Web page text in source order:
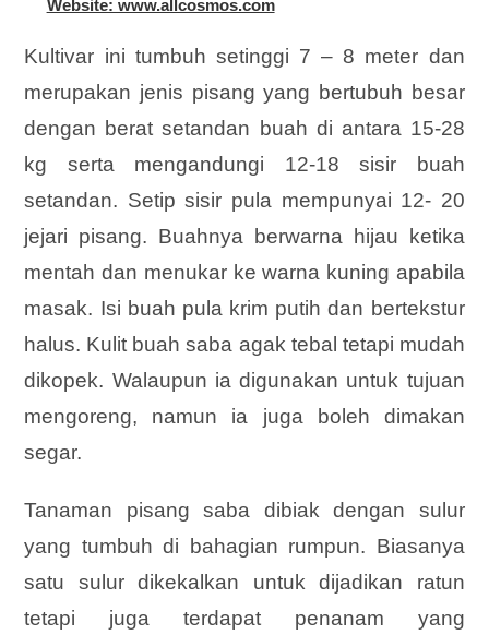
Website: www.allcosmos.com
Kultivar ini tumbuh setinggi 7 – 8 meter dan
merupakan jenis pisang yang bertubuh besar
dengan berat setandan buah di antara 15-28
kg serta mengandungi 12-18 sisir buah
setandan. Setip sisir pula mempunyai 12- 20
jejari pisang. Buahnya berwarna hijau ketika
mentah dan menukar ke warna kuning apabila
masak. Isi buah pula krim putih dan bertekstur
halus. Kulit buah saba agak tebal tetapi mudah
dikopek. Walaupun ia digunakan untuk tujuan
mengoreng, namun ia juga boleh dimakan
segar.
Tanaman pisang saba dibiak dengan sulur
yang tumbuh di bahagian rumpun. Biasanya
satu sulur dikekalkan untuk dijadikan ratun
tetapi juga terdapat penanam yang